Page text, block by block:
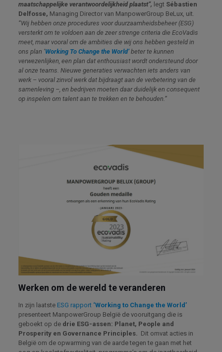
maatschappelijke verantwoordelijkheid plaatst”, legt Sébastien
Delfosse, Managing Director van ManpowerGroup BeLux, uit.
“Wij hebben onze procedures voor duurzaamheidsbeheer (ESG)
versterkt om te voldoen aan de zeer strenge criteria die EcoVadis
meet, maar vooral om de ambities die wij ons hebben gesteld in
ons plan ‘Working To Change the World’ beter te kunnen
verwezenlijken, een plan dat enthousiast wordt ondersteund door
al onze teams. Nieuwe generaties verwachten iets anders van
werk – vooral zinvol werk dat bijdraagt aan de verbetering van de
samenleving –, en bedrijven moeten daar duidelijk en consequent
op inspelen om talent aan te trekken en te behouden.”
Werken om de wereld te veranderen
In zijn laatste ESG rapport ‘Working to Change the World’
presenteert ManpowerGroup België de vooruitgang die is
geboekt op de drie ESG-assen: Planet, People and
Prosperity en Governance Principles.
Dit omvat acties in
België om de opwarming van de aarde tegen te gaan met het